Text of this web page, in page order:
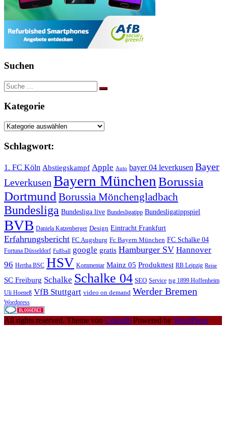
Suchen
Suche
nach:
Kategorie
Kategorie
Schlagwort:
1. FC Köln Abstiegskampf Apple Auto bayer 04 leverkusen Bayer
Leverkusen Bayern München Borussia
Dortmund Borussia Mönchengladbach
Bundesliga Bundesliga live Bundesligatipp Bundesligatippspiel
BVB Daniela Katzenberger Design Eintracht Frankfurt
Erfahrungsbericht FC Augsburg Fc Bayern München FC Schalke 04
Fortuna Düsseldorf Fußball google gratis Hamburger SV Hannover
96 Hertha BSC HSV Kommentar Mainz 05 Produkttest RB Leipzig Reise
SC Freiburg Schalke Schalke 04 SEO Service tsg 1899 Hoffenheim
Uli Hoeneß VfB Stuttgart video on demand Werder Bremen
Wordpress
All rights reserved. Theme von Colorlib Powered by WordPress